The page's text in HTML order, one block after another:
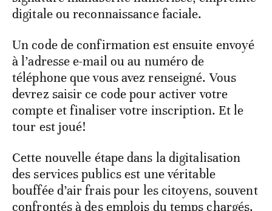
digitale ou reconnaissance faciale.
Un code de confirmation est ensuite envoyé
à l’adresse e-mail ou au numéro de
téléphone que vous avez renseigné. Vous
devrez saisir ce code pour activer votre
compte et finaliser votre inscription. Et le
tour est joué!
Cette nouvelle étape dans la digitalisation
des services publics est une véritable
bouffée d’air frais pour les citoyens, souvent
confrontés à des emplois du temps chargés.